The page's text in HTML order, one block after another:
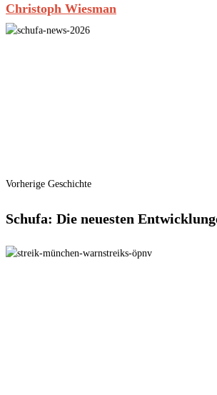
Christoph Wiesman
Vorherige Geschichte
Schufa: Die neuesten